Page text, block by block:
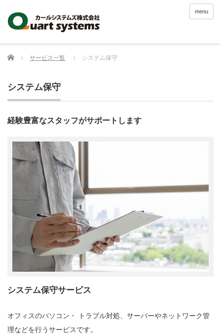
menu
Home サービス一覧 システム保守
システム保守
経験豊富なスタッフがサポートします
システム保守サービス
オフィスのパソコン・ トラブル対処、サーバーやネットワーク管
理などを行うサービスです。